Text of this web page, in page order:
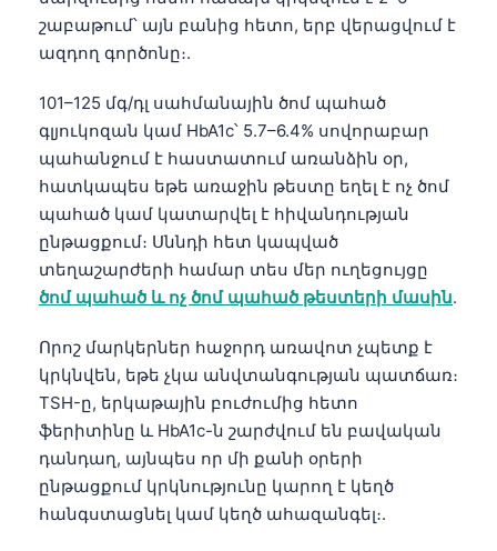
շաբաթում՝ այն բանից հետո, երբ վերացվում է
ազդող գործոնը։.
101–125 մգ/դլ սահմանային ծոմ պահած
գլյուկոզան կամ HbA1c՝ 5.7–6.4% սովորաբար
պահանջում է հաստատում առանձին օր,
հատկապես եթե առաջին թեստը եղել է ոչ ծոմ
պահած կամ կատարվել է հիվանդության
ընթացքում։ Սննդի հետ կապված
տեղաշարժերի համար տես մեր ուղեցույցը
ծոմ պահած և ոչ ծոմ պահած թեստերի մասին.
Որոշ մարկերներ հաջորդ առավոտ չպետք է
կրկնվեն, եթե չկա անվտանգության պատճառ։
TSH-ը, երկաթային բուժումից հետո
ֆերիտինը և HbA1c-ն շարժվում են բավական
դանդաղ, այնպես որ մի քանի օրերի
ընթացքում կրկնությունը կարող է կեղծ
հանգստացնել կամ կեղծ ահազանգել։.